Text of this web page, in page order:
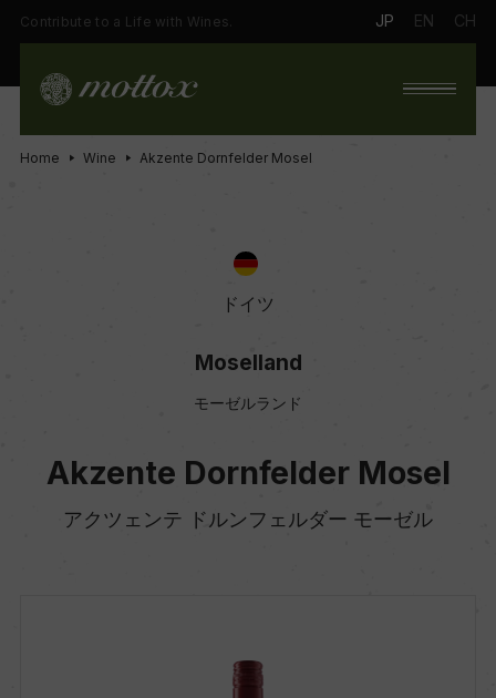
Contribute to a Life with Wines. JP EN CH
Home Wine Akzente Dornfelder Mosel
ドイツ
Moselland
モーゼルランド
Akzente Dornfelder Mosel
アクツェンテ ドルンフェルダー モーゼル